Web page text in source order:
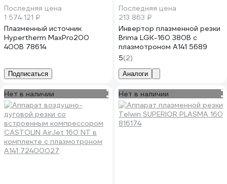
Последняя цена
1 574 121 ₽
Плазменный источник
Hypertherm MaxPro200
400В 78614
Подписаться
Последняя цена
213 863 ₽
Инвертор плазменной резки
Brima LGK-160 380В c
плазмотроном A141 5689
5(2)
Аналоги
Нет в наличии Нет в наличии